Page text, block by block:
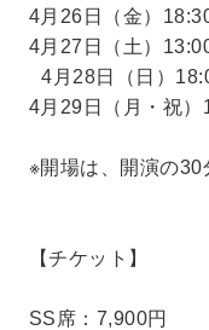
4月26日（金）
4月27日（土）
4月28日（日）
4月29日（月・祝
※開場は、開演の
【チケット】
SS席：7,900円